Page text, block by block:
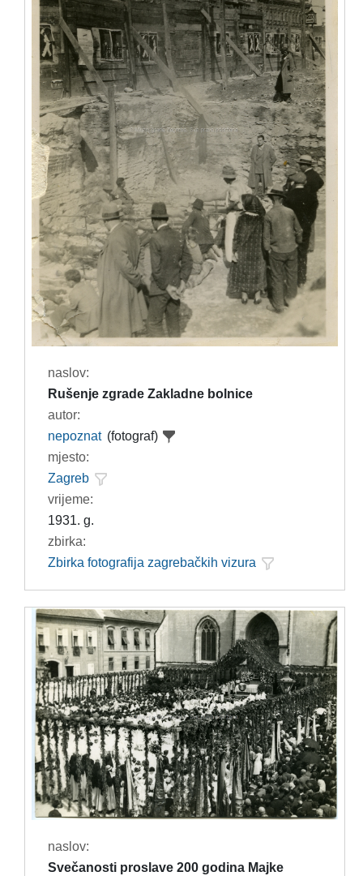
naslov:
Rušenje zgrade Zakladne bolnice
autor:
nepoznat (fotograf)
mjesto:
Zagreb
vrijeme:
1931. g.
zbirka:
Zbirka fotografija zagrebačkih vizura
naslov:
Svečanosti proslave 200 godina Majke